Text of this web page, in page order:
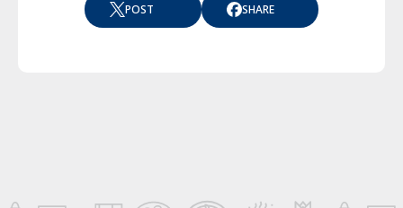
POST SHARE